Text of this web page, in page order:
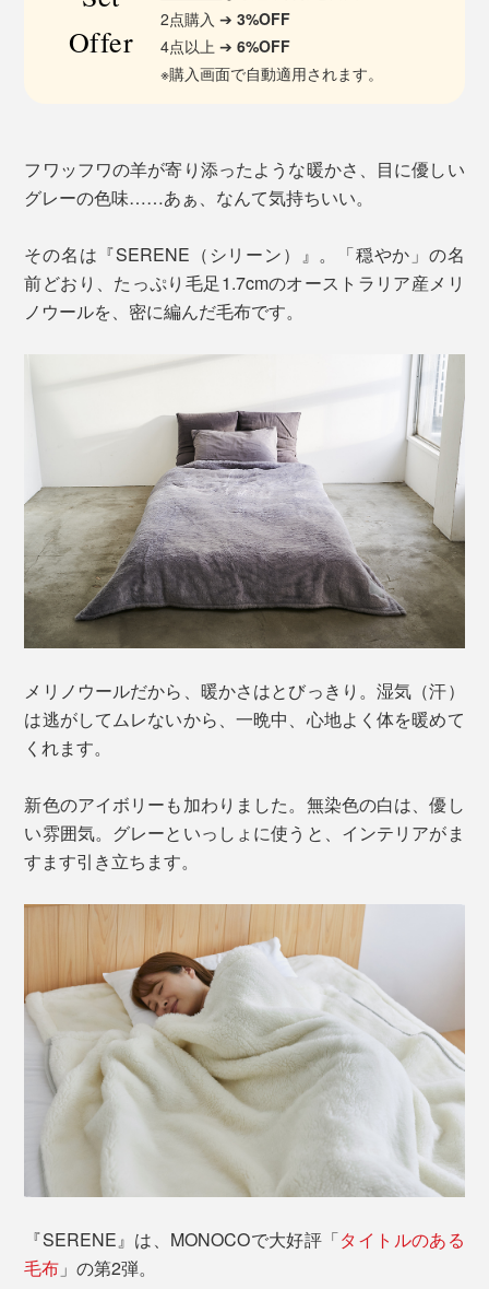
Offer
2点購入 ➔3%OFF
4点以上 ➔6%OFF
※購入画面で自動適用されます。
フワッフワの羊が寄り添ったような暖かさ、目に優しい
グレーの色味……あぁ、なんて気持ちいい。
その名は『SERENE（シリーン）』。「穏やか」の名
前どおり、たっぷり毛足1.7cmのオーストラリア産メリ
ノウールを、密に編んだ毛布です。
メリノウールだから、暖かさはとびっきり。湿気（汗）
は逃がしてムレないから、一晩中、心地よく体を暖めて
くれます。
新色のアイボリーも加わりました。無染色の白は、優し
い雰囲気。グレーといっしょに使うと、インテリアがま
すます引き立ちます。
『SERENE』は、MONOCOで大好評「タイトルのある
毛布 」の第2弾。